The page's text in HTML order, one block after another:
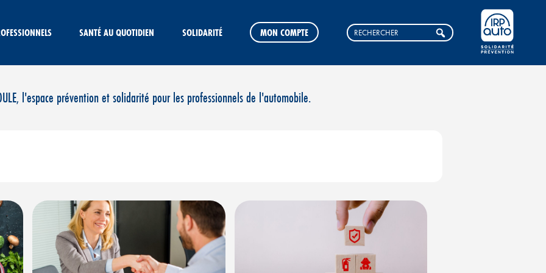
SANTÉ AU QUOTIDIEN SOLIDARITÉ MON COMPTE
l'espace prévention et solidarité pour les professionnels de l'automobile.